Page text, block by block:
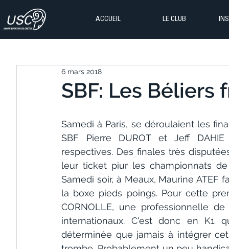
ACCUEIL LE CLUB
SBF: Les Béliers
6 mars 2018
Samedi à Paris, se déroulaient les
SBF Pierre DUROT et Jeff
respectives. Des finales très
leur ticket piur les championnats
Samedi soir, à Meaux, Maurine
la boxe pieds poings. Pour cette
CORNOLLE, une professionnelle
internationaux. C'est donc en K1
déterminée que jamais à intégrer